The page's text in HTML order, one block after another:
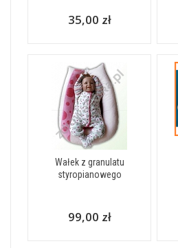
35,00 zł
Wałek z granulatu
styropianowego
99,00 zł